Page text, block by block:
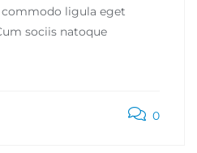
ligula eget
sociis natoque
0